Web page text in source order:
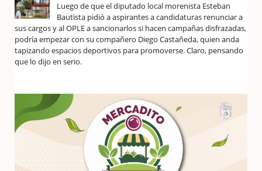
Luego de que el diputado local morenista Esteban
Bautista pidió a aspirantes a candidaturas renunciar a
sus cargos y al OPLE a sancionarlos si hacen campañas disfrazadas,
podría empezar con su compañero Diego Castañeda, quien anda
tapizando espacios deportivos para promoverse. Claro, pensando
que lo dijo en serio.